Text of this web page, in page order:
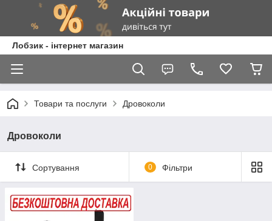
Лобзик - інтернет магазин
Товари та послуги Дровоколи
Дровоколи
Сортування 0 Фільтри